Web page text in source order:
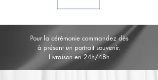
Pour la cérémonie commandez dès
à présent un portrait souvenir.
Livraison en 24h/48h